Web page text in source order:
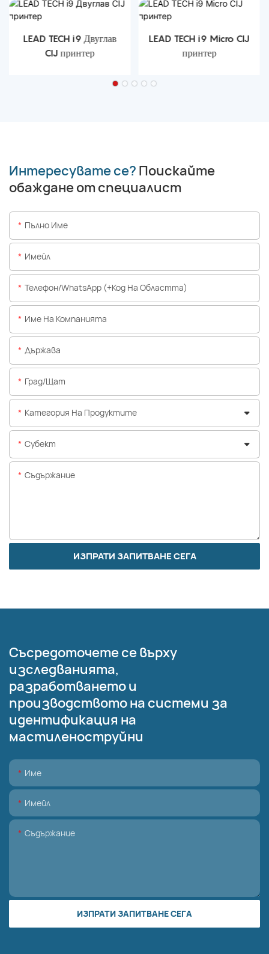
LEAD TECH i9 Двуглав
CIJ принтер
LEAD TECH i9 Micro CIJ
принтер
Интересувате се? Поискайте
обаждане от специалист
Пълно Име
Имейл
Телефон/WhatsApp (+Код На Областта)
Име На Компанията
Държава
Град/щат
Категория На Продуктите
Субект
Съдържание
ИЗПРАТИ ЗАПИТВАНЕ СЕГА
Съсредоточете се върху
изследванията,
разработването и
производството на системи за
идентификация на
мастиленоструйни
Име
Имейл
Съдържание
ИЗПРАТИ ЗАПИТВАНЕ СЕГА